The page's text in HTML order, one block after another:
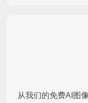
从我们的免费AI图